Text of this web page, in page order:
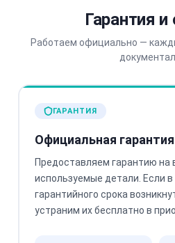
Гарантия и
Работаем официально —
ГАРАНТИЯ
Официальная
Предоставляем гарантию на
используемые детали. Если в
гарантийного срока
устраним их бесплатно в